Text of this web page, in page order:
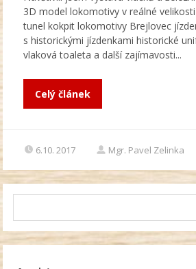
3D model lokomotivy v reálné
tunel kokpit lokomotivy Brejlovec
s historickými jízdenkami historické
vlaková toaleta a další zajímavosti...
Celý článek
6.10. 2017 Mgr. Pavel Zelinka